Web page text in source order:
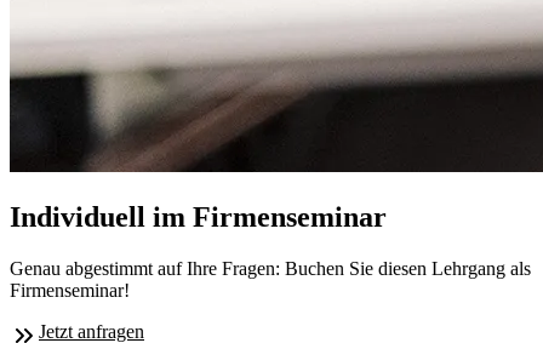
Individuell im Firmenseminar
Genau abgestimmt auf Ihre Fragen: Buchen Sie diesen Lehrgang als
Firmenseminar!
Jetzt anfragen